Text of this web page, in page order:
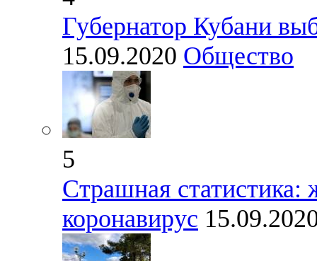
Губернатор Кубани
15.09.2020 Общество
5
Страшная статистика:
коронавирус